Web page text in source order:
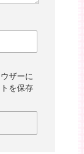
ザーに
を保存